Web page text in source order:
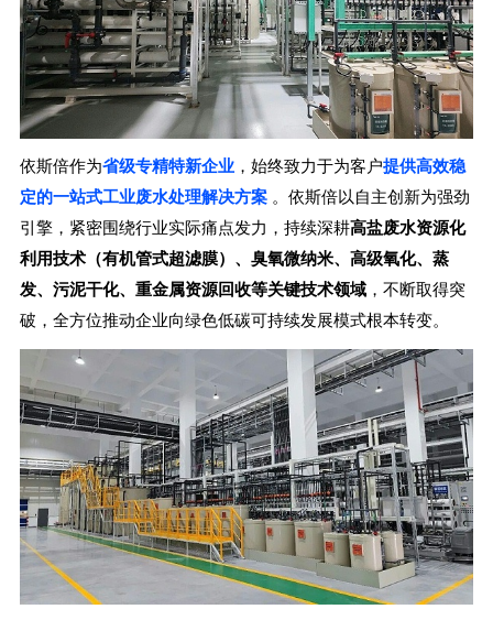
依斯倍作为省级专精特新企业，始终致力于为客户提供高效稳
定的一站式工业废水处理解决方案 。依斯倍以自主创新为强劲
引擎，紧密围绕行业实际痛点发力，持续深耕高盐废水资源化
利用技术（有机管式超滤膜）、臭氧微纳米、高级氧化、蒸
发、污泥干化、重金属资源回收等关键技术领域，不断取得突
破，全方位推动企业向绿色低碳可持续发展模式根本转变。